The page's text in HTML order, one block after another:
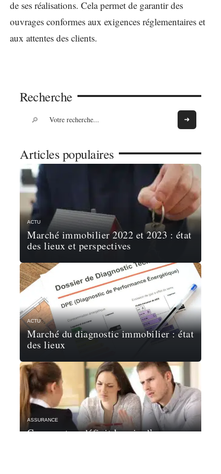
de ses réalisations. Cela permet de garantir des
ouvrages conformes aux exigences réglementaires et
aux attentes des clients.
Recherche
Articles populaires
ACTU
Marché immobilier 2022 et 2023 : état
des lieux et perspectives
ACTU
Marché du diagnostic immobilier : état
des lieux
ASSURANCE
Comment se définit le prix d’une